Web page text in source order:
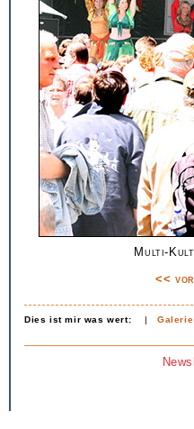
Multi-
<<
Dies ist mir was wert: |